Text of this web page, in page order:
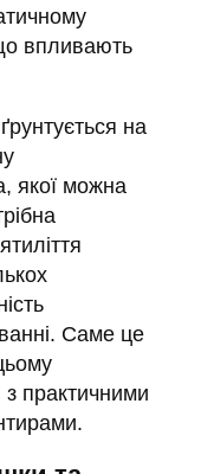
впливають
на
якої можна
Саме це
практичними